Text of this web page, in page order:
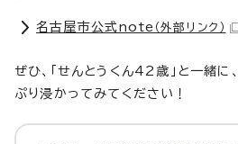
名古屋市公式note （外部リンク）
ぜひ、「せんとうくん42歳」と一緒
ぷり浸かってみてください！